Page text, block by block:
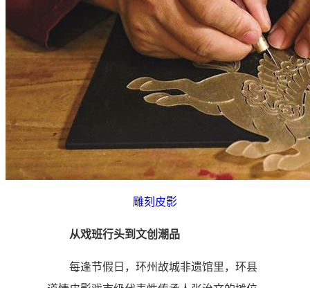
雕刻皮影
从戏班行头到文创潮品
每逢节假日，环州故城非遗馆里，环县